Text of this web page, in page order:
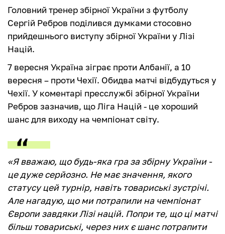
Головний тренер збірної України з футболу
Сергій Ребров поділився думками стосовно
прийдешнього виступу збірної України у Лізі
Націй.
7 вересня Україна зіграє проти Албанії, а 10
вересня – проти Чехії. Обидва матчі відбудуться у
Чехії. У коментарі пресслужбі збірної України
Ребров зазначив, що Ліга Націй - це хороший
шанс для виходу на чемпіонат світу.
«Я вважаю, що будь-яка гра за збірну України -
це дуже серйозно. Не має значення, якого
статусу цей турнір, навіть товариські зустрічі.
Але нагадую, що ми потрапили на чемпіонат
Європи завдяки Лізі націй. Попри те, що ці матчі
більш товариські, через них є шанс потрапити